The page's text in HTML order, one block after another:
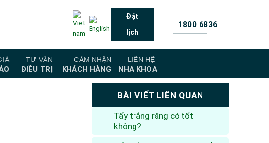
Đặt
lịch
1800 6836
TƯ VẤN
ĐIỀU TRỊ
CẢM NHẬN
KHÁCH HÀNG
LIÊN HỆ
NHA KHOA
BÀI VIẾT LIÊN QUAN
Tẩy trắng răng có tốt
không?